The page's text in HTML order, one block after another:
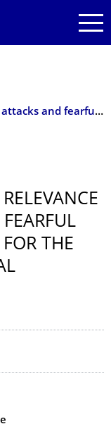
The transdiagnostic relevance of panic attacks and fearful spells – implications ...
THE